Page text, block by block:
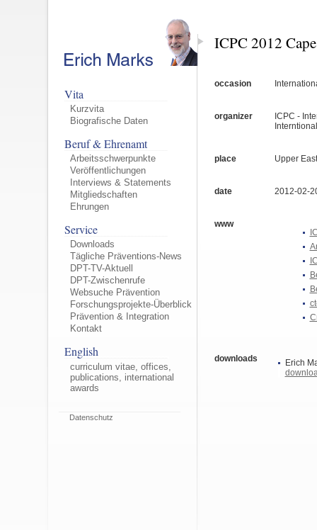
Vita
Kurzvita
Biografische Daten
Beruf & Ehrenamt
Arbeitsschwerpunkte
Veröffentlichungen
Interviews & Statements
Mitgliedschaften
Ehrungen
Service
Downloads
Tägliche Präventions-News
DPT-TV-Aktuell
DPT-Zwischenrufe
Websuche Prävention
Forschungsprojekte-Überblick
Prävention & Integration
Kontakt
English
curriculum vitae, offices,
publications, international
awards
Datenschutz
ICPC 2012
occasion
organizer
ICPC -
place Upper
date 2012-02-
www
downloads
Erich